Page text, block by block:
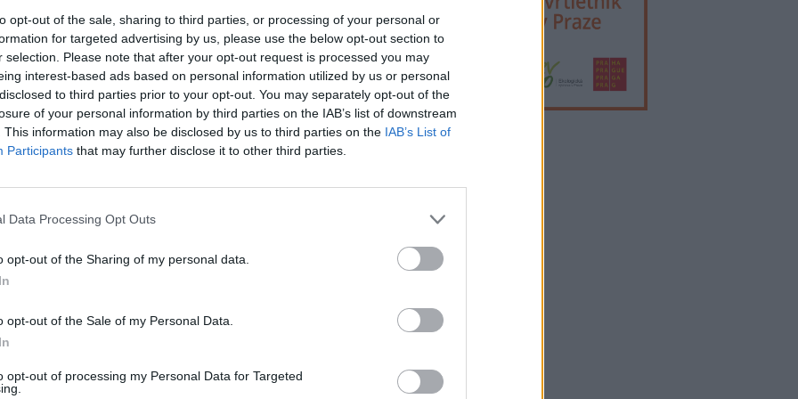
opt-out of the sale, sharing to third parties, or processing of your personal or
for targeted advertising by us, please use the below opt-out section to
selection. Please note that after your opt-out request is processed you may
interest-based ads based on personal information utilized by us or personal
to third parties prior to your opt-out. You may separately opt-out of the
of your personal information by third parties on the IAB’s list of downstream
This information may also be disclosed by us to third parties on the IAB’s List of
Participants that may further disclose it to other third parties.
Data Processing Opt Outs
opt-out of the Sharing of my personal data.
opt-out of the Sale of my Personal Data.
opt-out of processing my Personal Data for Targeted
a postřehy. Tím, že zde publikujete svůj příspěvek, se ale zároveň
porušení si redakce vyhrazuje právo smazat diskusní příspěvěk